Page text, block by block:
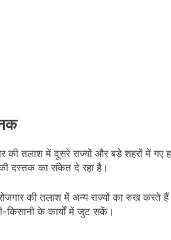
तलाश में दूसरे राज्यों और बड़े शहरों में गए
दस्तक का संकेत दे रहा है।
की तलाश में अन्य राज्यों का रुख करते
के कार्यों में जुट सकें।